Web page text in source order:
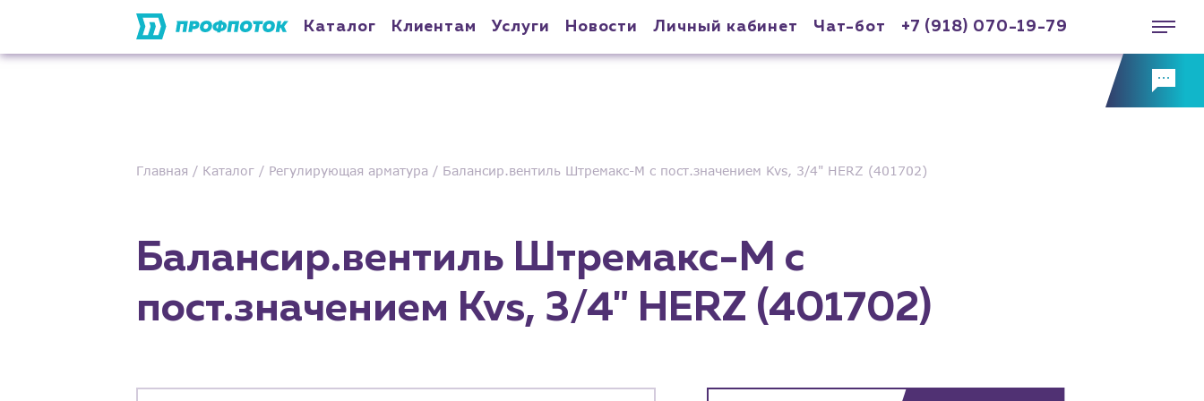
Каталог Клиентам Услуги Новости Личный кабинет Чат-бот +7 (918) 070-19-79
Главная Каталог Регулирующая арматура Балансир.вентиль Штремакс-M с пост.значением Kvs, 3/4" HERZ (401702)
Балансир.вентиль Штремакс-M с
пост.значением Kvs, 3/4" HERZ (401702)